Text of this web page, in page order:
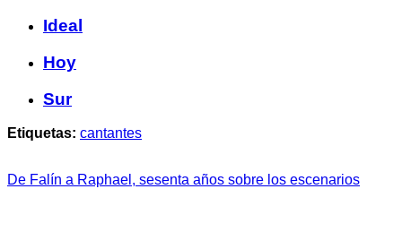
Ideal
Hoy
Sur
Etiquetas: cantantes
De Falín a Raphael, sesenta años sobre los escenarios